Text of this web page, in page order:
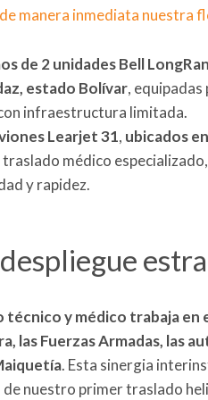
manera inmediata nuestra
de 2 unidades Bell
estado Bolívar, equipadas
infraestructura limitada.
Learjet 31, ubicados
médico
y rapidez.
técnico y médico trabaja en
las Fuerzas Armadas, las
. Esta sinergia
nuestro primer traslado